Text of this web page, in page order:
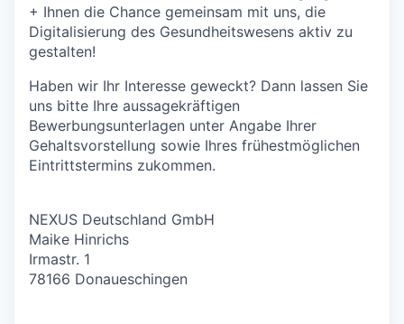
+ Ihnen die Chance gemeinsam mit uns, die
Digitalisierung des Gesundheitswesens aktiv zu
gestalten!
Haben wir Ihr Interesse geweckt? Dann lassen Sie
uns bitte Ihre aussagekräftigen
Bewerbungsunterlagen unter Angabe Ihrer
Gehaltsvorstellung sowie Ihres frühestmöglichen
Eintrittstermins zukommen.
NEXUS Deutschland GmbH
Maike Hinrichs
Irmastr. 1
78166 Donaueschingen